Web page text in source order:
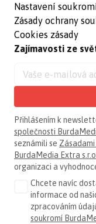
Nastavení
Zásady ochrany
Cookies zásady
Zajímavosti ze
Přihlášením k
společnosti
seznámili se
BurdaMedia Extra s.r.o.
organizaci a
Chcete navíc
informace od
zpracováním
soukromí